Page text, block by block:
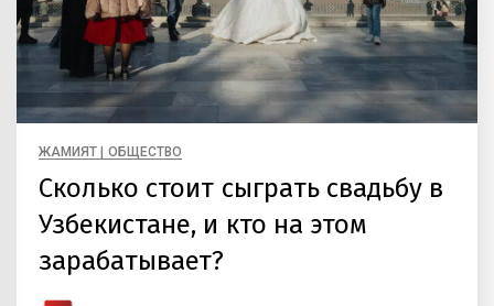
ЖАМИЯТ | ОБЩЕСТВО
Сколько стоит сыграть свадьбу в
Узбекистане, и кто на этом
зарабатывает?